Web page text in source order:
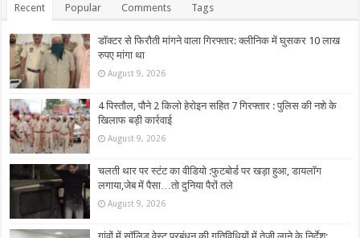
Recent Popular Comments Tags
डॉक्टर से फिरौती मांगने वाला गिरफ्तार: क्लीनिक में घुसकर 10 लाख
रुपए मांगा था
August 9, 2026
4 पिस्तौल, पौने 2 किलो हेरोइन सहित 7 गिरफ्तार : पुलिस की नशे के
खिलाफ बड़ी कार्रवाई
August 9, 2026
चलती थार पर स्टंट का वीडियो :फुटबोर्ड पर खड़ा हुआ, डायलॉग
लगाया,जेब में पैसा…तो दुनिया पैरों तले
August 9, 2026